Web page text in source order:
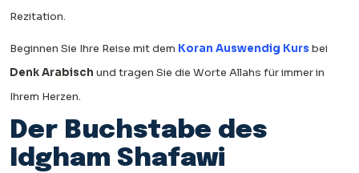
Rezitation.
Beginnen Sie Ihre Reise mit dem Koran Auswendig Kurs bei
Denk Arabisch und tragen Sie die Worte Allahs für immer in
Ihrem Herzen.
Der Buchstabe des
Idgham Shafawi